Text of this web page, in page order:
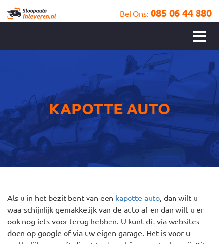
Bel Ons: 085 06 44 880
KAPOTTE AUTO
Als u in het bezit bent van een kapotte auto, dan wilt u
waarschijnlijk gemakkelijk van de auto af en dan wilt u er
ook nog iets voor terug hebben. U kunt dit via websites
doen op google of via uw eigen garage. Het is voor u